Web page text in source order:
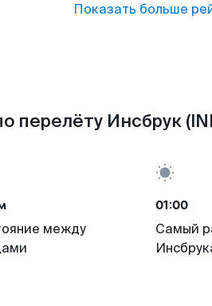
Показать больше
перелёту Инсбрук
между
01:00
Самый